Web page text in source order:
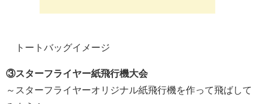
トートバッグイメージ
③スターフライヤー紙飛行機大会
～スターフライヤーオリジナル紙飛行機を作って飛ばして